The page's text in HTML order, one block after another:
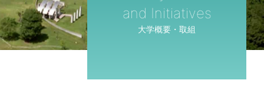
and Initiatives
大学概要・取組